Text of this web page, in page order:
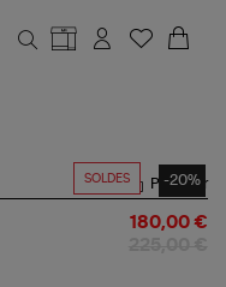
SOLDES -20%
Partager
180,00 €